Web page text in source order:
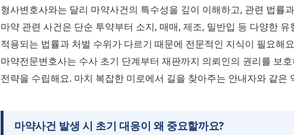
형사변호사와는 달리 마약사건의 특수성을 깊이 이해하고, 관련 법률
마약 관련 사건은 단순 투약부터 소지, 매매, 제조, 밀반입 등 다양한
적용되는 법률과 처벌 수위가 다르기 때문에 전문적인 지식이 필요해
마약전문변호사는 수사 초기 단계부터 재판까지 의뢰인의 권리를 보
전략을 수립해요. 마치 복잡한 미로에서 길을 찾아주는 안내자와 같은
마약사건 발생 시 초기 대응이 왜 중요할까요?